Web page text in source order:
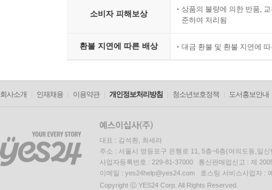
소비자 피해보상
상품의 불량에 의한 반품,
준하여 처리됨
환불 지연에 따른 배상 대금 환불 및 환불 지연에
회사소개 인재채용 이용약관 개인정보처리방침 청소년보호정책 도서홍보안내
대표 : 김석환, 최세라
주소 : 서울시 영등포구 은행로 11, 5층~6층(여의도동,일신
사업자등록번호 : 229-81-37000 통신판매업신고 : 제
이메일 : yes24help@yes24.com 호스팅 서비스사업자 :
Copyright ⓒ YES24 Corp. All Rights Reserved.